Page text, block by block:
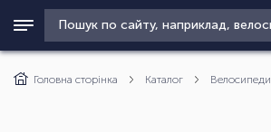
Головна сторінка Каталог Велосипеди